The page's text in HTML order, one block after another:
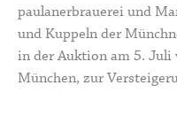
paulanerbrauerei und
und Kuppeln der
in der Auktion am 5. Juli
München, zur